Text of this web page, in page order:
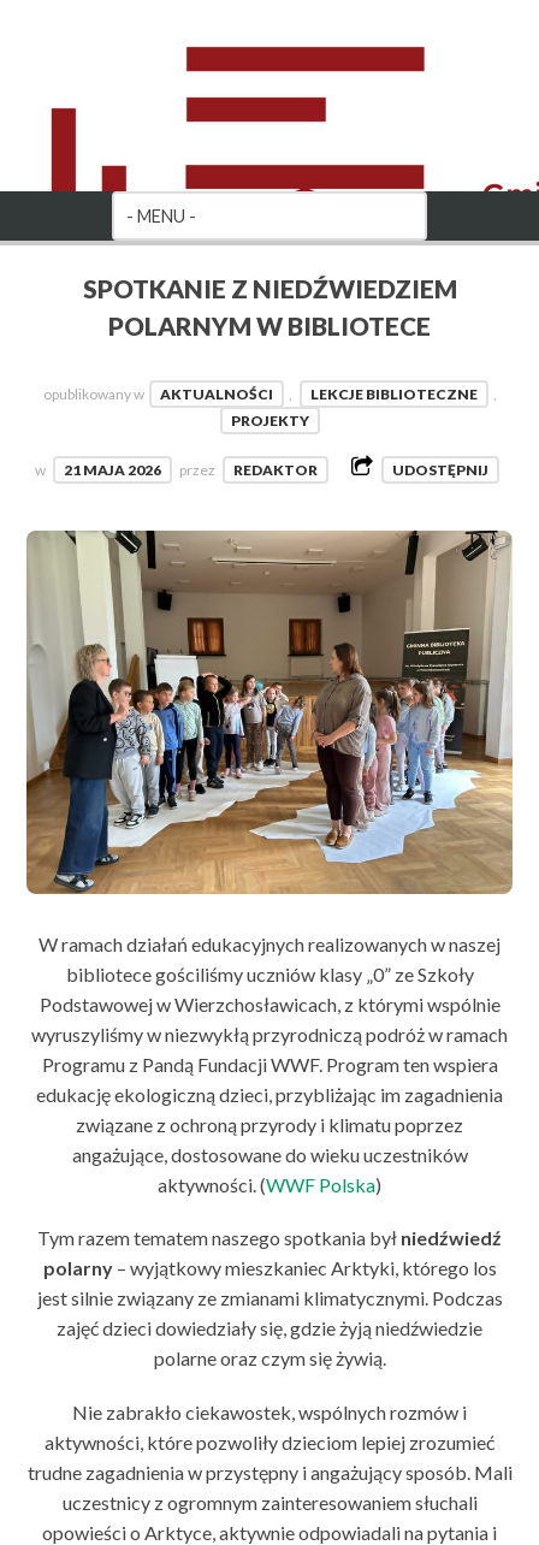
SPOTKANIE Z NIEDŹWIEDZIEM
POLARNYM W BIBLIOTECE
opublikowany w AKTUALNOŚCI , LEKCJE BIBLIOTECZNE
,
PROJEKTY
w 21 MAJA 2026 przez REDAKTOR UDOSTĘPNIJ
W ramach działań edukacyjnych realizowanych w naszej
bibliotece gościliśmy uczniów klasy „0” ze Szkoły
Podstawowej w Wierzchosławicach, z którymi wspólnie
wyruszyliśmy w niezwykłą przyrodniczą podróż w ramach
Programu z Pandą Fundacji WWF. Program ten wspiera
edukację ekologiczną dzieci, przybliżając im zagadnienia
związane z ochroną przyrody i klimatu poprzez
angażujące, dostosowane do wieku uczestników
aktywności. (WWF Polska)
Tym razem tematem naszego spotkania był niedźwiedź
polarny– wyjątkowy mieszkaniec Arktyki, którego los
jest silnie związany ze zmianami klimatycznymi. Podczas
zajęć dzieci dowiedziały się, gdzie żyją niedźwiedzie
polarne oraz czym się żywią.
Nie zabrakło ciekawostek, wspólnych rozmów i
aktywności, które pozwoliły dzieciom lepiej zrozumieć
trudne zagadnienia w przystępny i angażujący sposób. Mali
uczestnicy z ogromnym zainteresowaniem słuchali
opowieści o Arktyce, aktywnie odpowiadali na pytania i